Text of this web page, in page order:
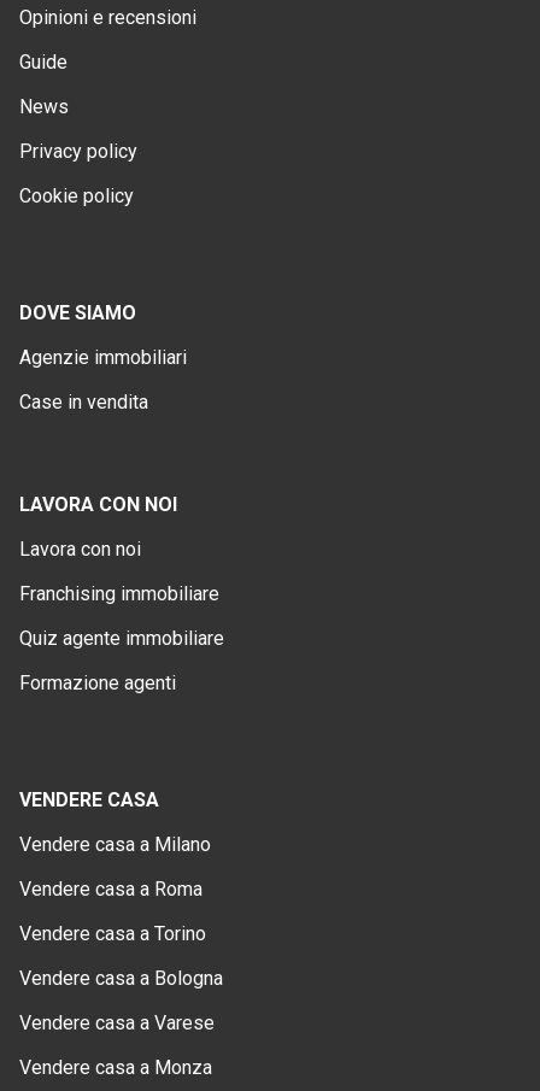
Opinioni e recensioni
Guide
News
Privacy policy
Cookie policy
DOVE SIAMO
Agenzie immobiliari
Case in vendita
LAVORA CON NOI
Lavora con noi
Franchising immobiliare
Quiz agente immobiliare
Formazione agenti
VENDERE CASA
Vendere casa a Milano
Vendere casa a Roma
Vendere casa a Torino
Vendere casa a Bologna
Vendere casa a Varese
Vendere casa a Monza